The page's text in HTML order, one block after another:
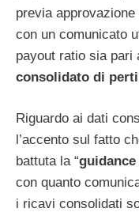
previa approvazione
con un comunicato
payout ratio sia pari
consolidato di
Riguardo ai dati
l’accento sul fatto
battuta la “guidance
con quanto
i ricavi consolidati